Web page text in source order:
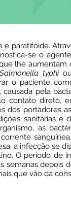
paratifóide.
se o
lhe
Salmonella typhiou
o paciente
causada pela
contato direto,
dos portadores
sanitárias e
as
a infecção se
O período de
semanas
que vão da